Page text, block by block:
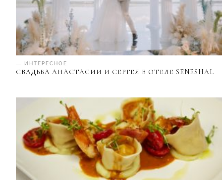
— ИНТЕРЕСНОЕ
СВАДЬБА АНАСТАСИИ И СЕРГЕЯ В ОТЕЛЕ SENESHAL